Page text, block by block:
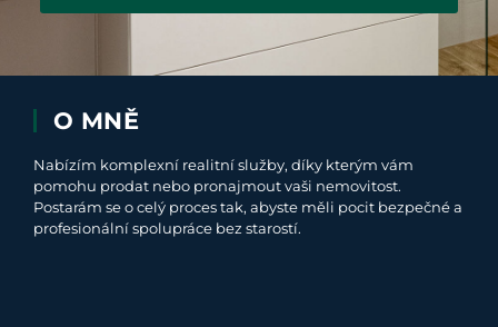
O MNĚ
Nabízím komplexní realitní služby, díky kterým vám
pomohu prodat nebo pronajmout vaši nemovitost.
Postarám se o celý proces tak, abyste měli pocit bezpečné a
profesionální spolupráce bez starostí.